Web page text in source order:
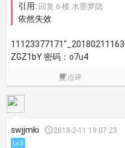
引用: 回复 6 楼 水墨梦隐
依然失效
ZGZ1bY 密码：o7u4
点评
swjjmki 2018-2-11 19:07:23
Lv.3